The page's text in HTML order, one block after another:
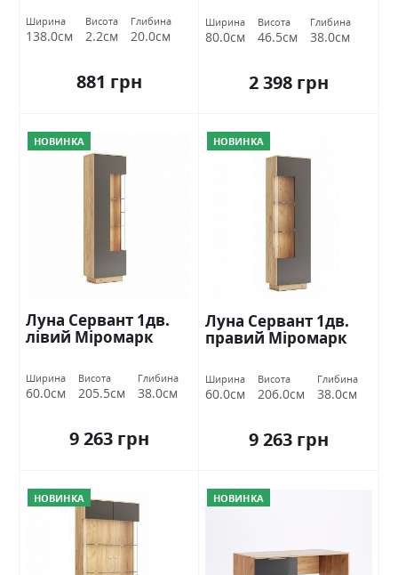
Ширина
138.0см
Висота
2.2см
Глибина
20.0см
881 грн
Ширина
80.0см
Висота
46.5см
Глибина
38.0см
2 398 грн
НОВИНКА
Луна Сервант 1дв.
лівий Міромарк
Ширина
60.0см
Висота
205.5см
Глибина
38.0см
9 263 грн
НОВИНКА
Луна Сервант 1дв.
правий Міромарк
Ширина
60.0см
Висота
206.0см
Глибина
38.0см
9 263 грн
НОВИНКА НОВИНКА